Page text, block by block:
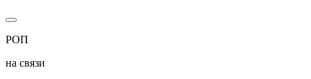
РОП
на связи